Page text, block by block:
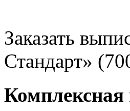
Заказать
Стандарт»